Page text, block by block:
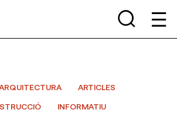
ARTICLES
INFORMATIU